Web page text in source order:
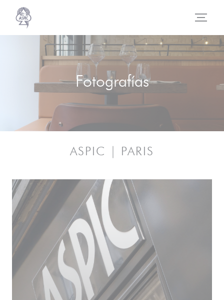
Personalización de sus opciones de cookies
Fotografías
ASPIC | PARIS